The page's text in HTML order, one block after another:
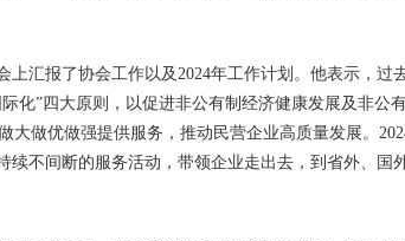
汇报了协会工作以及2024年工作计划。他表示，过
化”四大原则，以促进非公有制经济健康发展及非公
做优做强提供服务，推动民营企业高质量发展。
续不间断的服务活动，带领企业走出去，到省外、国